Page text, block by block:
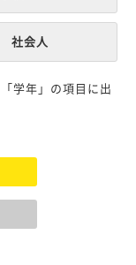
社会人
学年」の項目に出